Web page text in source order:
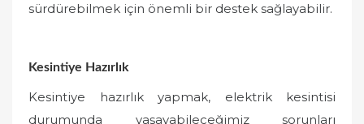
sürdürebilmek için önemli bir destek sağlayabilir.
Kesintiye Hazırlık
Kesintiye hazırlık yapmak, elektrik kesintisi
durumunda yaşayabileceğimiz sorunları